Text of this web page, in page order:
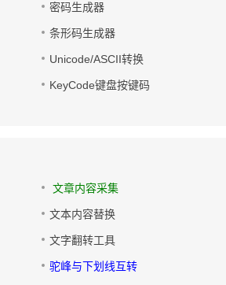
密码生成器
条形码生成器
Unicode/ASCII转换
KeyCode键盘按键码
文章内容采集
文本内容替换
文字翻转工具
驼峰与下划线互转